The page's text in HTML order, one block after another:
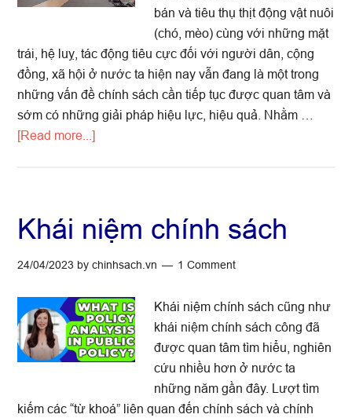
bán và tiêu thụ thịt động vật nuôi
(chó, mèo) cùng với những mặt
trái, hệ luỵ, tác động tiêu cực đối với người dân, cộng
đồng, xã hội ở nước ta hiện nay vẫn đang là một trong
những vấn đề chính sách cần tiếp tục được quan tâm và
sớm có những giải pháp hiệu lực, hiệu quả. Nhằm …
[Read more...]about
lý,
giảm
buôn
bán
và
tiêu
Khái niệm chính sách
24/04/2023 bychinhsach.vn 1 Comment
Khái niệm chính sách cũng như
khái niệm chính sách công đã
được quan tâm tìm hiểu, nghiên
cứu nhiều hơn ở nước ta
những năm gần đây. Lượt tìm
kiếm các “từ khoá” liên quan đến chính sách và chính